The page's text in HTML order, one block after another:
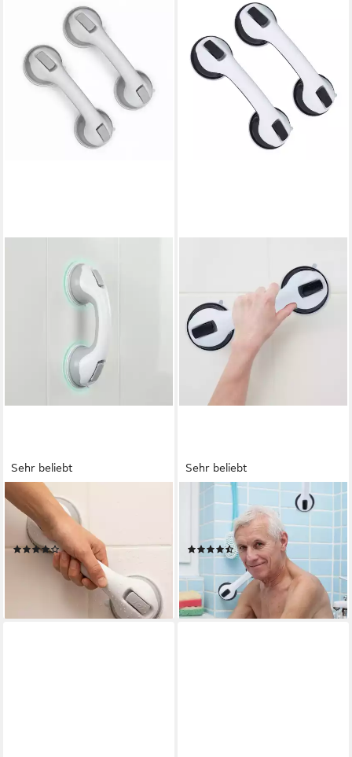
Sehr beliebt
RELAXDAYS
Haltegriff Sauggriff 2er Set,
belastbar bis 70 kg
(99)
UVP39,99 €
lieferbar - in 2-3 Werktagen bei dir
Sehr beliebt
Haltegriff 2 Haltegriffe mit
Saugnapf
(56)
17,99 € UVP39,99 €
-55%
lieferbar - in 2-3 Werktagen bei dir